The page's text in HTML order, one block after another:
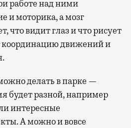
работе над ними
и моторика, а мозг
что видит глаз и что рисует
координацию движений и
делать в парке —
будет разной, например
интересные
А можно и вовсе